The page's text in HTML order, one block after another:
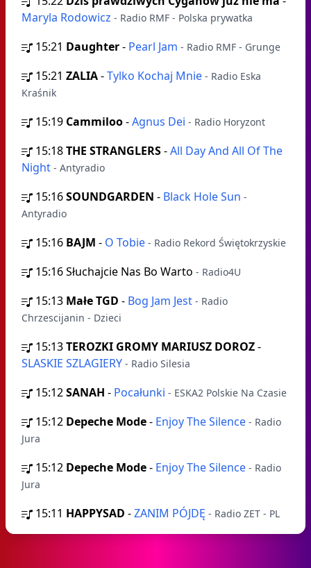
Maryla Rodowicz - Radio RMF - Polska prywatka
15:21 Daughter- Pearl Jam - Radio RMF - Grunge
15:21 ZALIA-Tylko Kochaj Mnie - Radio Eska
Kraśnik
15:19 Cammiloo-Agnus Dei - Radio Horyzont
15:18THE STRANGLERS-All Day And All Of The
Night - Antyradio
15:16SOUNDGARDEN - Black Hole Sun -
Antyradio
15:16 BAJM - O Tobie - Radio Rekord Świętokrzyskie
15:16Słuchajcie Nas Bo Warto - Radio4U
15:13 Małe TGD - Bog Jam Jest - Radio
Chrzescijanin - Dzieci
15:13TEROZKI GROMY MARIUSZ DOROZ-
SLASKIE SZLAGIERY - Radio Silesia
15:12SANAH - Pocałunki - ESKA2 Polskie Na Czasie
15:12 Depeche Mode- Enjoy The Silence - Radio
Jura
15:12 Depeche Mode- Enjoy The Silence - Radio
Jura
15:11 HAPPYSAD -ZANIM PÓJDĘ - Radio ZET - PL